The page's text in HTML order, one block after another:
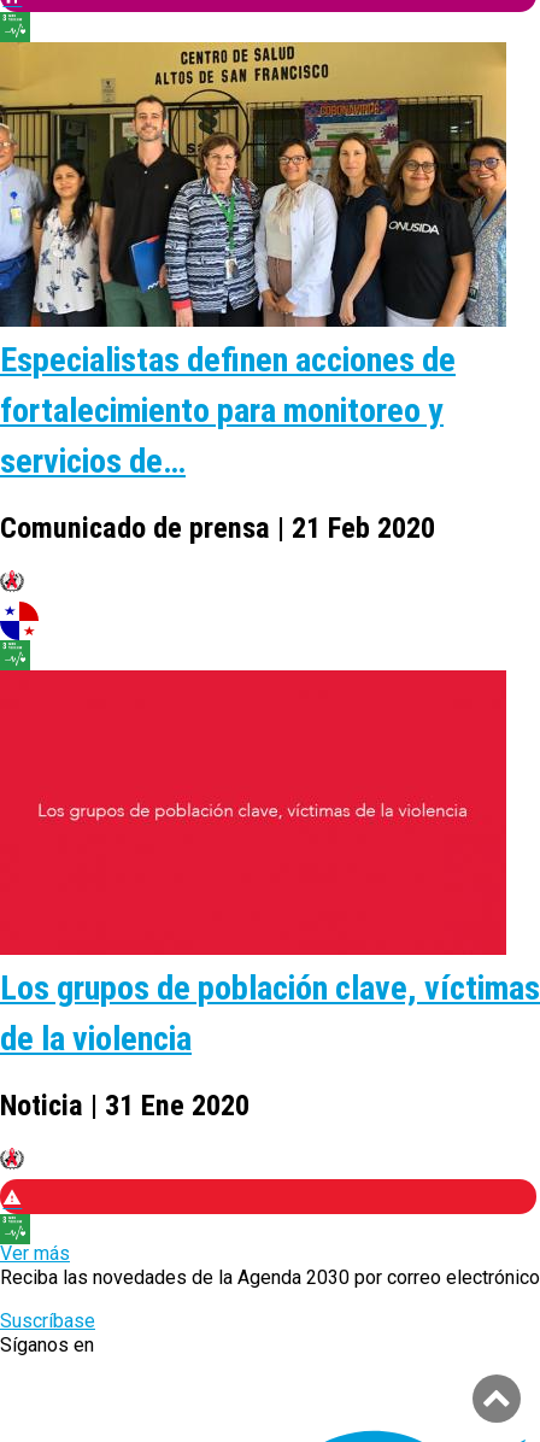
Especialistas definen acciones de
fortalecimiento para monitoreo y
servicios de…
Comunicado de prensa | 21 Feb 2020
Los grupos de población clave, víctimas
de la violencia
Noticia | 31 Ene 2020
Ver más
Reciba las novedades de la Agenda 2030 por correo electrónico
Suscríbase
Síganos en